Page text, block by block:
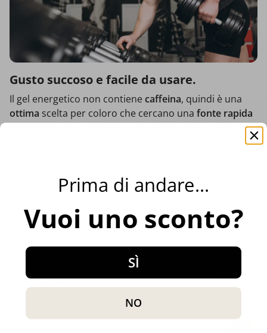
Gusto succoso e facile da usare.
Il gel energetico non contienecaffeina, quindi è una
ottima scelta per coloro che cercano una fonte rapida
o durante l'allenamento. È moltofacileda usare –
assorbimento.
di fragola e banana. Inoltre è
quindi adatto anche a persone con restrizioni
alimentari.
Prima di andare...
Vuoi uno sconto?
SÌ
NO